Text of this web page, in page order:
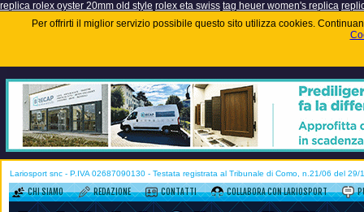
replica rolex oyster 20mm old style rolex eta swiss tag heuer women's replica
Per offrirti il miglior servizio possibile questo sito utilizza cookies.
Lariosport snc - P.IVA 02687090130 - Testata registrata al Tribunale di Como, n.21/06 del 29/
CHI SIAMO REDAZIONE CONTATTI COLLABORA CON LARIOSPORT